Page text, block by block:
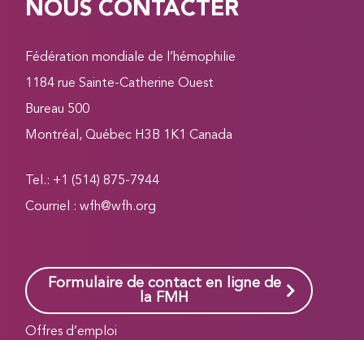
NOUS CONTACTER
Fédération mondiale de l’hémophilie
1184 rue Sainte-Catherine Ouest
Bureau 500
Montréal, Québec H3B 1K1 Canada
Tel.: +1 (514) 875-7944
Courriel :wfh@wfh.org
Formulaire de contact en ligne de
la FMH
Offres d’emploi